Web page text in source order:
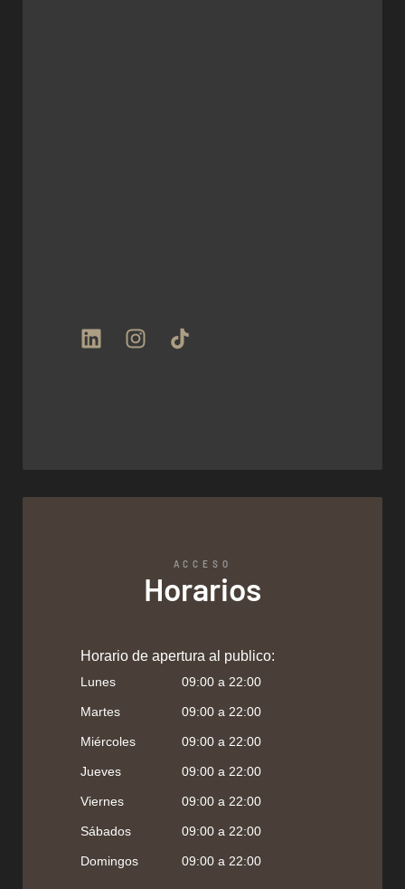
ACCESO
Horarios
Horario de apertura al publico:
Lunes 09:00 a 22:00
Martes 09:00 a 22:00
Miércoles 09:00 a 22:00
Jueves 09:00 a 22:00
Viernes 09:00 a 22:00
Sábados 09:00 a 22:00
Domingos 09:00 a 22:00